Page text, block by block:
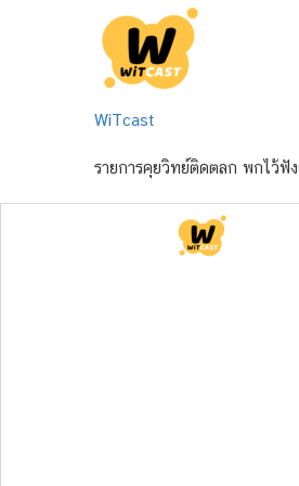
WiTcast
รายการคุยวิทย์ติดตลก พกไว้ฟั